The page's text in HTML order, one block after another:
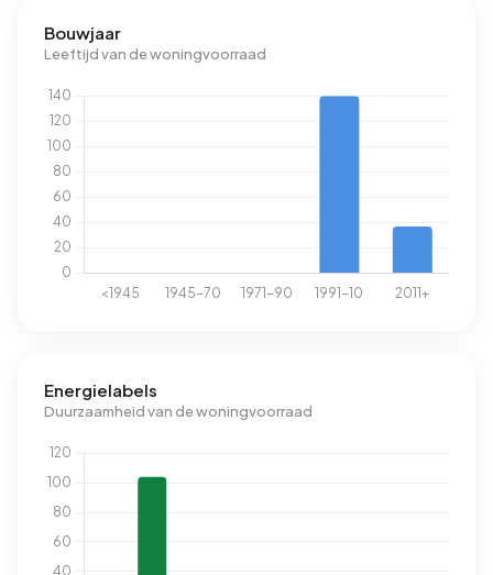
Bouwjaar
Leeftijd van de woningvoorraad
Energielabels
Duurzaamheid van de woningvoorraad